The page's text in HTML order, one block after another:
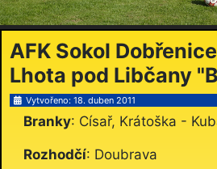
AFK Sokol
Lhota pod Libčany
Vytvořeno: 18. duben 2011
Branky: Císař, Krátoška -
Rozhodčí: Doubrava